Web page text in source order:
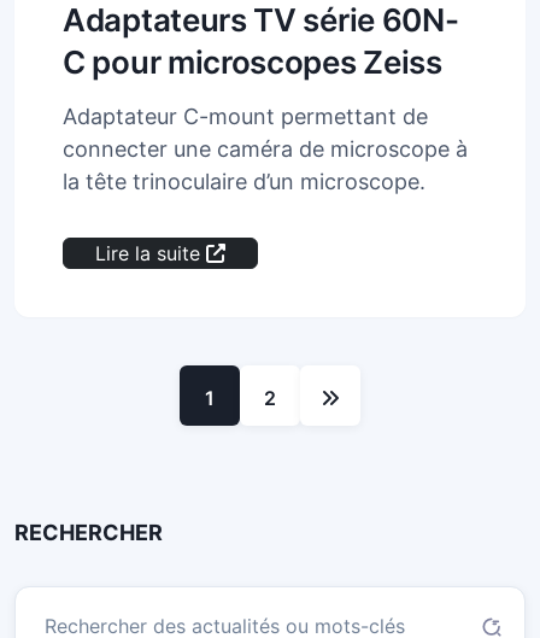
Adaptateurs TV série 60N-
C pour microscopes Zeiss
Adaptateur C-mount permettant de
connecter une caméra de microscope à
la tête trinoculaire d’un microscope.
Lire la suite
1 2
RECHERCHER